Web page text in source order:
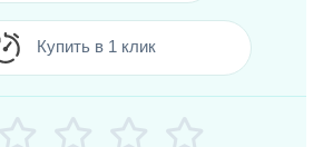
Купить в 1 клик